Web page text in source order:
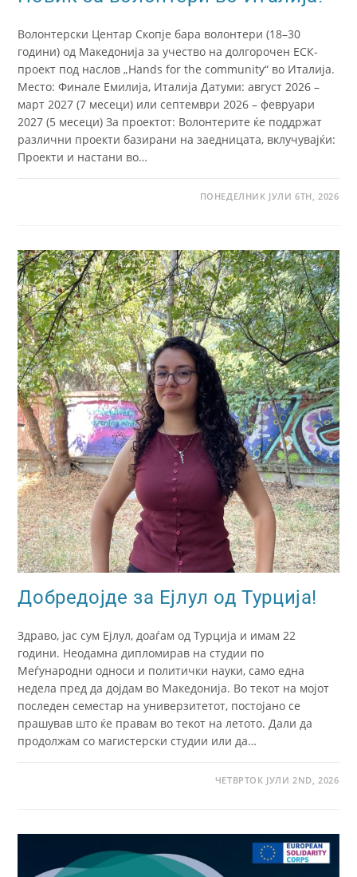
Волонтерски Центар Скопје бара волонтери (18–30
години) од Македонија за учество на долгорочен ЕСК-
проект под наслов „Hands for the community“ во Италија.
Место: Финале Емилија, Италија Датуми: август 2026 –
март 2027 (7 месеци) или септември 2026 – февруари
2027 (5 месеци) За проектот: Волонтерите ќе поддржат
различни проекти базирани на заедницата, вклучувајќи:
Проекти и настани во…
ПОНЕДЕЛНИК ЈУЛИ 6TH, 2026
Добредојде за Ејлул од Турција!
Здраво, јас сум Ејлул, доаѓам од Турција и имам 22
години. Неодамна дипломирав на студии по
Меѓународни односи и политички науки, само една
недела пред да дојдам во Македонија. Во текот на мојот
последен семестар на универзитетот, постојано се
прашував што ќе правам во текот на летото. Дали да
продолжам со магистерски студии или да…
ЧЕТВРТОК ЈУЛИ 2ND, 2026